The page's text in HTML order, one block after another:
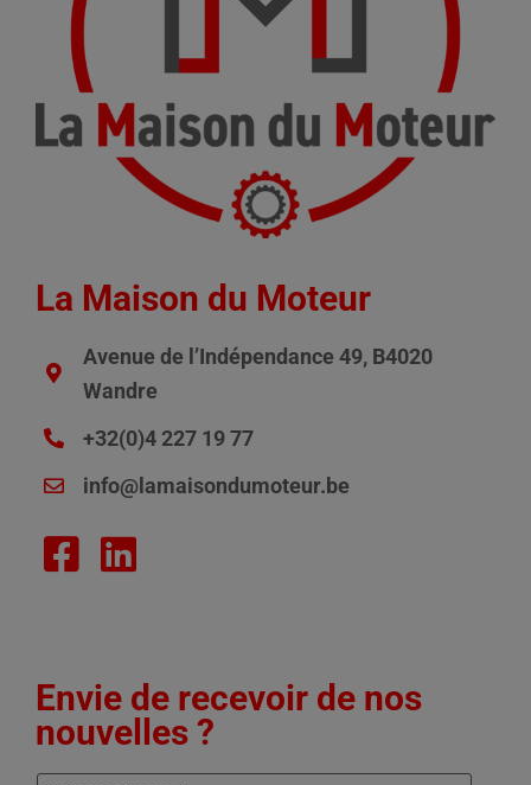
La Maison du Moteur
Avenue de l’Indépendance 49, B4020
Wandre
+32(0)4 227 19 77
info@lamaisondumoteur.be
Envie de recevoir de nos
nouvelles ?